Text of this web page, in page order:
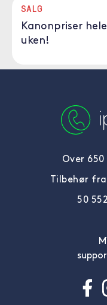
SALG
Kanonpriser hele
uken!
Over
Tilbehør
50